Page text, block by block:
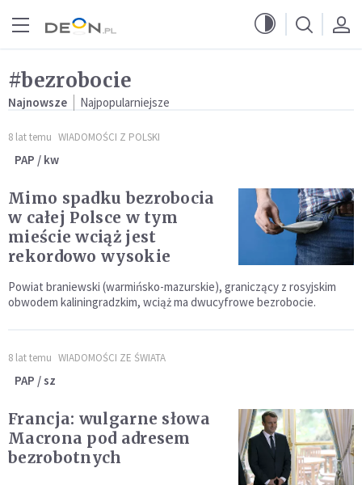
#bezrobocie
Najnowsze Najpopularniejsze
8 lat temu WIADOMOŚCI Z POLSKI
PAP / kw
Mimo spadku bezrobocia
w całej Polsce w tym
mieście wciąż jest
rekordowo wysokie
Powiat braniewski (warmińsko-mazurskie), graniczący z rosyjskim
obwodem kaliningradzkim, wciąż ma dwucyfrowe bezrobocie.
8 lat temu WIADOMOŚCI ZE ŚWIATA
PAP / sz
Francja: wulgarne słowa
Macrona pod adresem
bezrobotnych